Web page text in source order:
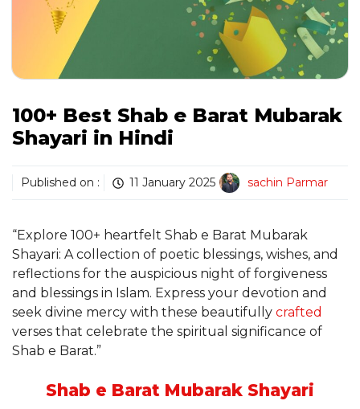
100+ Best Shab e Barat Mubarak
Shayari in Hindi
Published on : 11 January 2025 sachin Parmar
“Explore 100+ heartfelt Shab e Barat Mubarak
Shayari: A collection of poetic blessings, wishes, and
reflections for the auspicious night of forgiveness
and blessings in Islam. Express your devotion and
seek divine mercy with these beautifully crafted
verses that celebrate the spiritual significance of
Shab e Barat.”
Shab e Barat Mubarak Shayari